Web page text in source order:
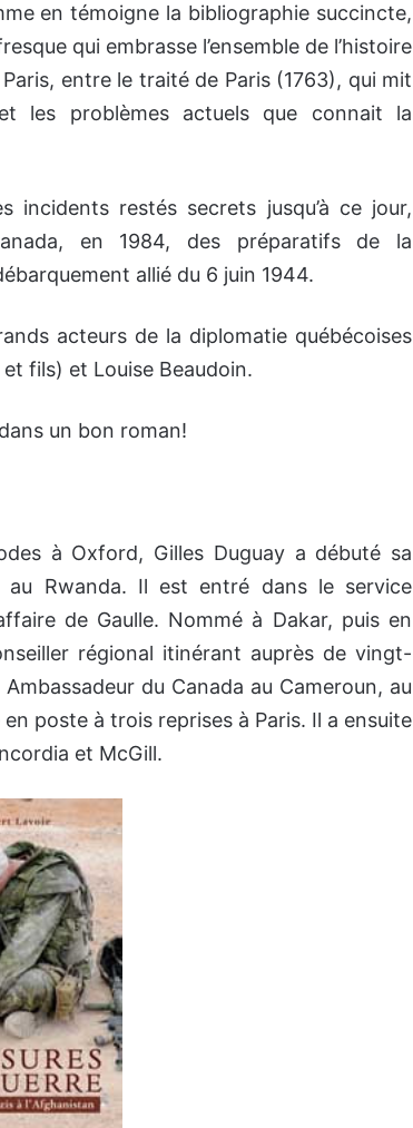
en témoigne la bibliographie succincte,
qui embrasse l’ensemble de l’histoire
entre le traité de Paris (1763), qui mit
les problèmes actuels que connait la
incidents restés secrets jusqu’à ce jour,
en 1984, des préparatifs de la
allié du 6 juin 1944.
acteurs de la diplomatie québécoises
fils) et Louise Beaudoin.
un bon roman!
à Oxford, Gilles Duguay a débuté sa
Rwanda. Il est entré dans le service
de Gaulle. Nommé à Dakar, puis en
régional itinérant auprès de vingt-
du Canada au Cameroun, au
poste à trois reprises à Paris. Il a ensuite
et McGill.